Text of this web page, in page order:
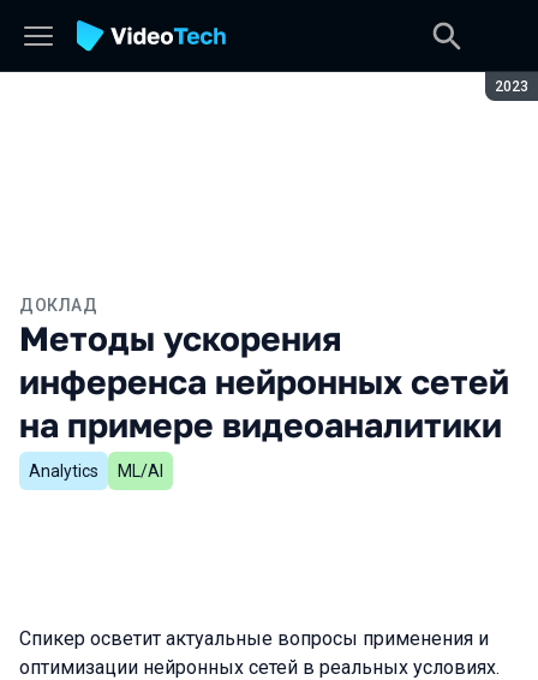
2023
ДОКЛАД
Методы ускорения
инференса нейронных сетей
на примере видеоаналитики
Analytics ML/AI
Спикер осветит актуальные вопросы применения и
оптимизации нейронных сетей в реальных условиях.